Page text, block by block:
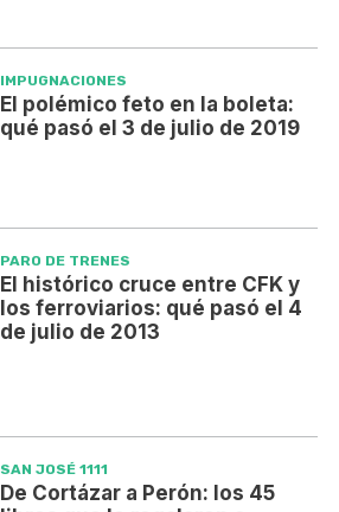
IMPUGNACIONES
El polémico feto en la boleta:
qué pasó el 3 de julio de 2019
PARO DE TRENES
El histórico cruce entre CFK y
los ferroviarios: qué pasó el 4
de julio de 2013
SAN JOSÉ 1111
De Cortázar a Perón: los 45